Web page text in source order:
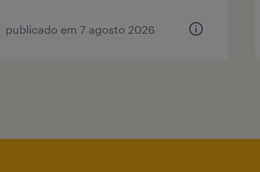
publicado em 7 agosto 2026